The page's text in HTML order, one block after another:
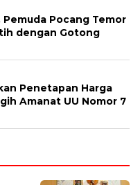
Pocang Temor
dengan Gotong
Penetapan Harga
Amanat UU Nomor 7